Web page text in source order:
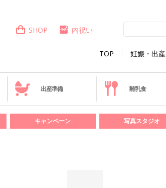
TOP 妊娠・出産
SHOP 内祝い
出産準備 離乳食
キャンペーン 写真スタジオ